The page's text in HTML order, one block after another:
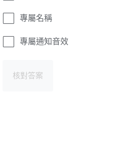
專屬名稱
專屬通知音效
核對答案